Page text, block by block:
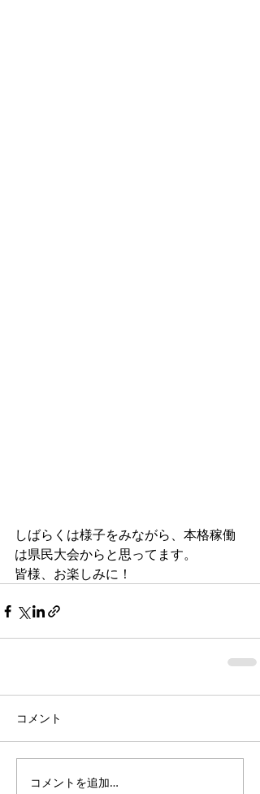
しばらくは様子をみながら、本格稼働
は県民大会からと思ってます。
皆様、お楽しみに！
コメント
コメントを追加…